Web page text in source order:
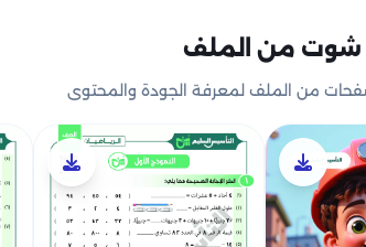
شوت من الملف
من الملف لمعرفة الجودة والمحتوى